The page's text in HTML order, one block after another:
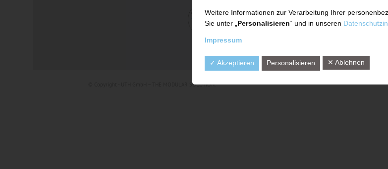
© Copyright - UTH GmbH – THE MODULAR SOLUTION.
Weitere Informationen zur Verarbeitung Ihrer
Sie unter „ Personalisieren“ und in unseren
Impressum
✓ Akzeptieren Personalisieren ✕ Ablehnen